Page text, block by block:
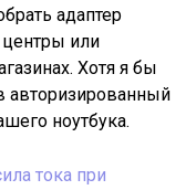
адаптер
центры или
Хотя я бы
авторизированный
ноутбука.
тока при